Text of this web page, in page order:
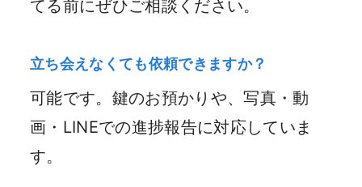
てる前にぜひご相談ください。
立ち会えなくても依頼できますか？
可能です。鍵のお預かりや、写真・動
画・LINEでの進捗報告に対応していま
す。